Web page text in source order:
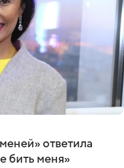
ответила
бить меня»